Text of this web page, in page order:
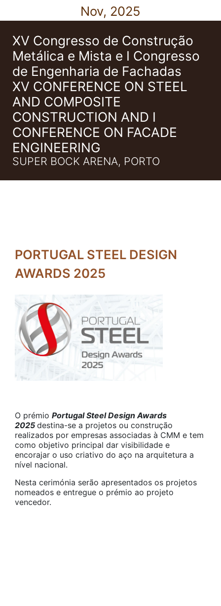
Nov, 2025
XV Congresso de Construção
Metálica e Mista e I Congresso
de Engenharia de Fachadas
XV CONFERENCE ON STEEL
AND COMPOSITE
CONSTRUCTION AND I
CONFERENCE ON FACADE
ENGINEERING
SUPER BOCK ARENA, PORTO
PORTUGAL STEEL DESIGN
AWARDS 2025
O prémio Portugal Steel Design Awards
2025 destina-se a projetos ou construção
realizados por empresas associadas à CMM e tem
como objetivo principal dar visibilidade e
encorajar o uso criativo do aço na arquitetura a
nível nacional.
Nesta cerimónia serão apresentados os projetos
nomeados e entregue o prémio ao projeto
vencedor.